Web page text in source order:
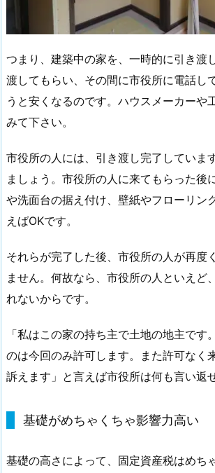
つまり、建築中の家を、一時的に引き渡
渡してもらい、その間に市役所に電話し
うと安くなるのです。ハウスメーカーや
みて下さい。
市役所の人には、引き渡し完了していま
ましょう。市役所の人に来てもらった後
や洗面台の据え付け、壁紙やフローリン
えばOKです。
それらが完了した後、市役所の人が再度
ません。何故なら、市役所の人といえど
れないからです。
「私はこの家の持ち主で土地の地主です
のは今回のみ許可します。また許可なく
訴えます」と言えば市役所は何も言い返
基礎がめちゃくちゃ影響力高い
基礎の高さによって、固定資産税はめち